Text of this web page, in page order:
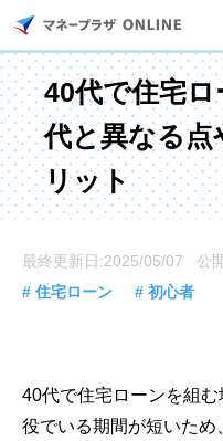
マネープラザONLINEとは
住宅ローンシミュレーシ
記事一覧
セミナー情報
40代で住宅
代と異なる
リット
最終更新日:2025/05/07 公
# 住宅ローン
# 初心者
40代で住宅ローンを組
役でいる期間が短いた